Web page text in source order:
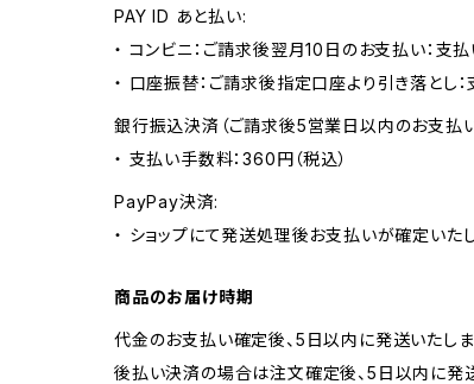
PAY ID あと払い:
・ コンビニ：ご請求後翌月10日のお支払い：支払
・ 口座振替：ご請求後指定口座より引き落とし
銀行振込決済（ご請求後5営業日以内のお支払い
・ 支払い手数料：360円（税込）
PayPay決済:
・ ショップにて発送処理後お支払いが確定いたし
商品のお届け時期
代金のお支払い確定後、5日以内に発送いたしま
後払い決済の場合は注文確定後、5日以内に発送